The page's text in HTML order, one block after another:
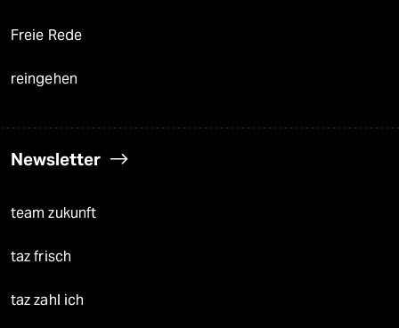
Freie Rede
reingehen
Newsletter
team zukunft
taz frisch
taz zahl ich